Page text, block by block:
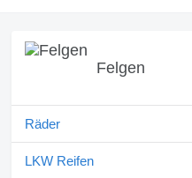
Felgen
Räder
LKW Reifen